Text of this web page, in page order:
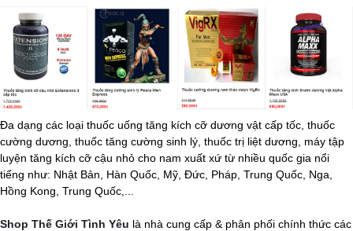
Đa dạng các loại thuốc uống tăng kích cỡ dương vật cấp tốc, thuốc
cường dương, thuốc tăng cường sinh lý, thuốc trị liệt dương, máy tập
luyện tăng kích cỡ cậu nhỏ cho nam xuất xứ từ nhiều quốc gia nổi
tiếng như: Nhật Bản, Hàn Quốc, Mỹ, Đức, Pháp, Trung Quốc, Nga,
Hồng Kong, Trung Quốc,...
Shop Thế Giới Tình Yêu là nhà cung cấp & phân phối chính thức các